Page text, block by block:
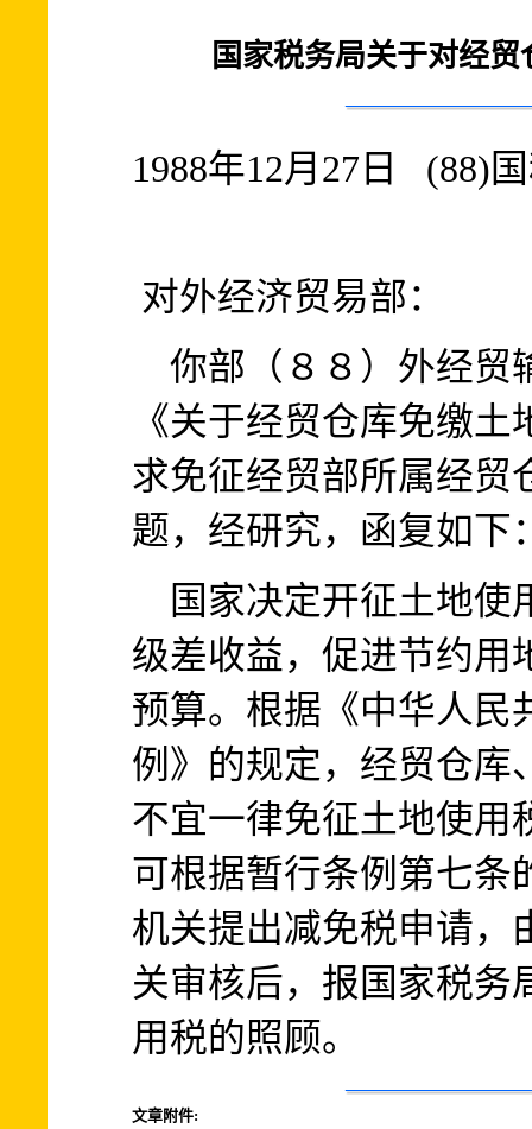
国家税务局关于对经
1988年12月27日 (88)
对外经济贸易部：
你部（８８）外经贸
《关于经贸仓库免缴
求免征经贸部所属经贸
题，经研究，函复如下
国家决定开征土地使
级差收益，促进节约用
预算。根据《中华人民
例》的规定，经贸仓库
不宜一律免征土地使用
可根据暂行条例第七条
机关提出减免税申请，
关审核后，报国家税务
用税的照顾。
文章附件: